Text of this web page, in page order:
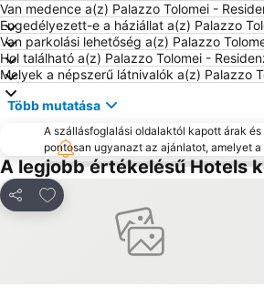
Van medence a(z) Palazzo Tolomei -
Engedélyezett-e a háziállat a(z) Palazzo
Van parkolási lehetőség a(z) Palazzo
Hol található a(z) Palazzo Tolomei -
Melyek a népszerű látnivalók a(z) Palazzo
Több mutatása
A szállásfoglalási oldalaktól kapott árak
pontosan ugyanazt az ajánlatot, amelyet
A legjobb értékelésű Hotels
Megosztás
Hozzáadás a kedvencekhez